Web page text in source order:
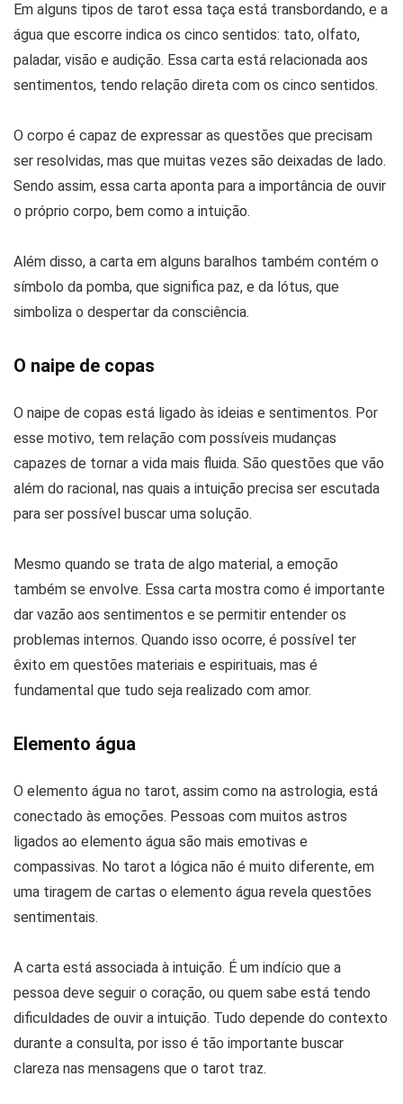
Em alguns tipos de tarot essa taça está transbordando, e a
água que escorre indica os cinco sentidos: tato, olfato,
paladar, visão e audição. Essa carta está relacionada aos
sentimentos, tendo relação direta com os cinco sentidos.
O corpo é capaz de expressar as questões que precisam
ser resolvidas, mas que muitas vezes são deixadas de lado.
Sendo assim, essa carta aponta para a importância de ouvir
o próprio corpo, bem como a intuição.
Além disso, a carta em alguns baralhos também contém o
símbolo da pomba, que significa paz, e da lótus, que
simboliza o despertar da consciência.
O naipe de copas
O naipe de copas está ligado às ideias e sentimentos. Por
esse motivo, tem relação com possíveis mudanças
capazes de tornar a vida mais fluida. São questões que vão
além do racional, nas quais a intuição precisa ser escutada
para ser possível buscar uma solução.
Mesmo quando se trata de algo material, a emoção
também se envolve. Essa carta mostra como é importante
dar vazão aos sentimentos e se permitir entender os
problemas internos. Quando isso ocorre, é possível ter
êxito em questões materiais e espirituais, mas é
fundamental que tudo seja realizado com amor.
Elemento água
O elemento água no tarot, assim como na astrologia, está
conectado às emoções. Pessoas com muitos astros
ligados ao elemento água são mais emotivas e
compassivas. No tarot a lógica não é muito diferente, em
uma tiragem de cartas o elemento água revela questões
sentimentais.
A carta está associada à intuição. É um indício que a
pessoa deve seguir o coração, ou quem sabe está tendo
dificuldades de ouvir a intuição. Tudo depende do contexto
durante a consulta, por isso é tão importante buscar
clareza nas mensagens que o tarot traz.